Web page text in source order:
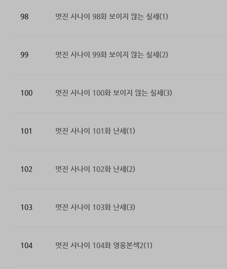
98 멋진 사나이 98화 보이지 않는 실세(1)
99 멋진 사나이 99화 보이지 않는 실세(2)
100 멋진 사나이 100화 보이지 않는 실세(3)
101 멋진 사나이 101화 난세(1)
102 멋진 사나이 102화 난세(2)
103 멋진 사나이 103화 난세(3)
104 멋진 사나이 104화 영웅본색2(1)